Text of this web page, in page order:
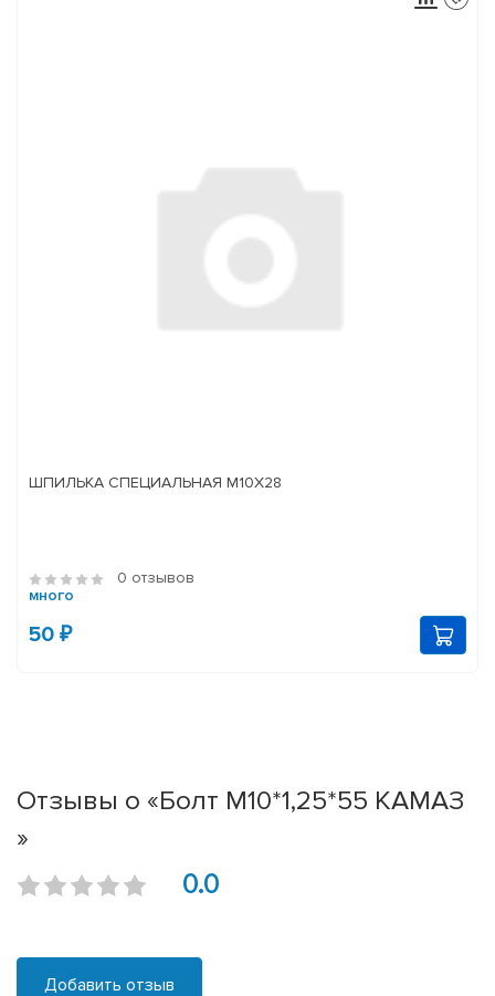
ШПИЛЬКА СПЕЦИАЛЬНАЯ М10Х28
0 отзывов
много
50 ₽
Отзывы о «Болт М10*1,25*55 КАМАЗ
»
0.0
Добавить отзыв